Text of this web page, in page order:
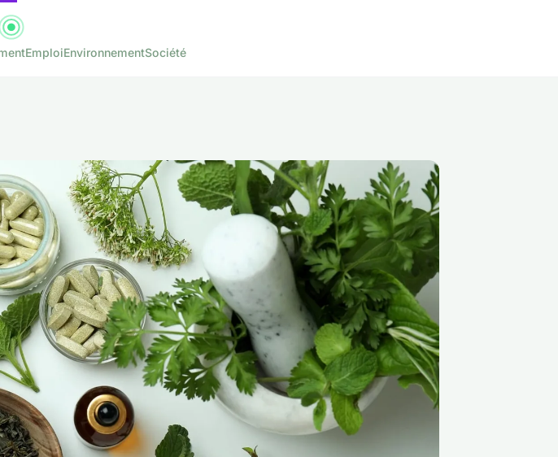
EmploiEnvironnementSociété